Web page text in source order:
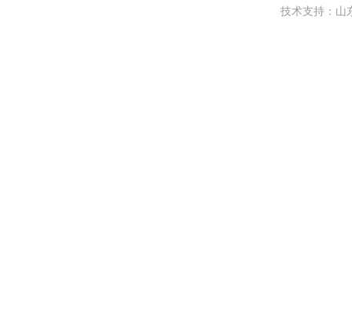
技术支持： 山